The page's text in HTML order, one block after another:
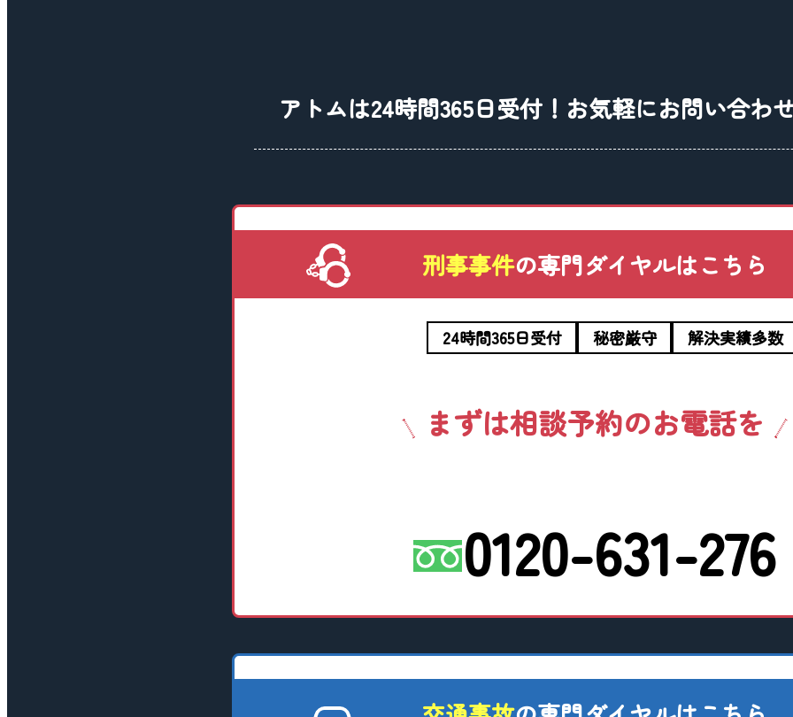
アトムは24時間365日受付！ お気軽にお問い合わ
刑事事件の専門ダイヤルはこちら
24時間365日受付 秘密厳守 解決実績多数
まずは相談予約のお電話を
0120-631-276